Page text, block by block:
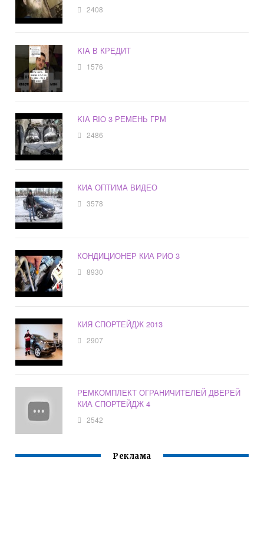
2408
KIA В КРЕДИТ
1576
KIA RIO 3 РЕМЕНЬ ГРМ
2486
КИА ОПТИМА ВИДЕО
3578
КОНДИЦИОНЕР КИА РИО 3
8930
КИЯ СПОРТЕЙДЖ 2013
2907
РЕМКОМПЛЕКТ ОГРАНИЧИТЕЛЕЙ ДВЕРЕЙ
КИА СПОРТЕЙДЖ 4
2542
Реклама